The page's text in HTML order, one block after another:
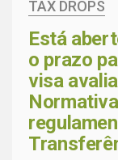
TAX DROPS
Está
o prazo
visa